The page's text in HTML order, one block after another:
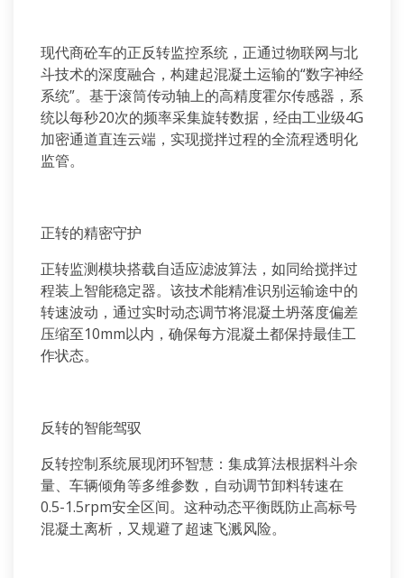
现代商砼车的正反转监控系统，正通过物联网与北
斗技术的深度融合，构建起混凝土运输的“数字神经
系统”。基于滚筒传动轴上的高精度霍尔传感器，系
统以每秒20次的频率采集旋转数据，经由工业级4G
加密通道直连云端，实现搅拌过程的全流程透明化
监管。
正转的精密守护
正转监测模块搭载自适应滤波算法，如同给搅拌过
程装上智能稳定器。该技术能精准识别运输途中的
转速波动，通过实时动态调节将混凝土坍落度偏差
压缩至10mm以内，确保每方混凝土都保持最佳工
作状态。
反转的智能驾驭
反转控制系统展现闭环智慧：集成算法根据料斗余
量、车辆倾角等多维参数，自动调节卸料转速在
0.5-1.5rpm安全区间。这种动态平衡既防止高标号
混凝土离析，又规避了超速飞溅风险。